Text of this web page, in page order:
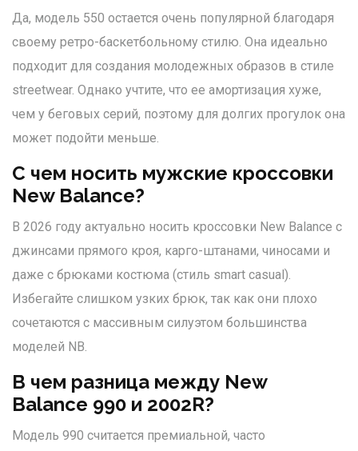
Да, модель 550 остается очень популярной благодаря
своему ретро-баскетбольному стилю. Она идеально
подходит для создания молодежных образов в стиле
streetwear. Однако учтите, что ее амортизация хуже,
чем у беговых серий, поэтому для долгих прогулок она
может подойти меньше.
С чем носить мужские кроссовки
New Balance?
В 2026 году актуально носить кроссовки New Balance с
джинсами прямого кроя, карго-штанами, чиносами и
даже с брюками костюма (стиль smart casual).
Избегайте слишком узких брюк, так как они плохо
сочетаются с массивным силуэтом большинства
моделей NB.
В чем разница между New
Balance 990 и 2002R?
Модель 990 считается премиальной, часто